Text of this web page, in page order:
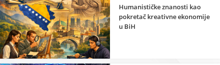
Humanističke znanosti kao
pokretač kreativne ekonomije
u BiH